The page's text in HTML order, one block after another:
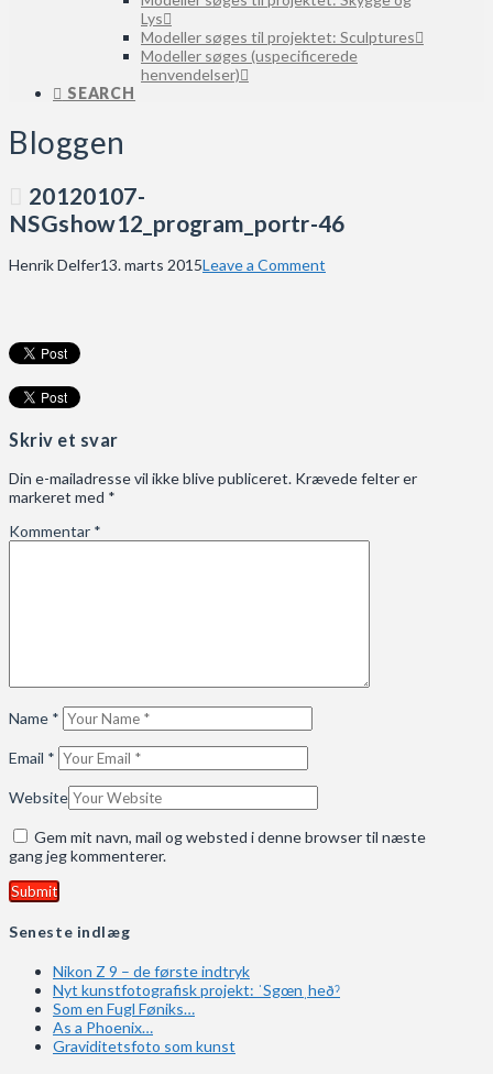
Lys
Modeller søges til projektet: Sculptures
Modeller søges (uspecificerede
henvendelser)
SEARCH
Bloggen
20120107-
NSGshow12_program_portr-46
Henrik Delfer13. marts 2015Leave a Comment
Skriv et svar
Din e-mailadresse vil ikke blive publiceret. Krævede felter er
markeret med *
Kommentar *
Name *
Email *
Website
Gem mit navn, mail og websted i denne browser til næste
gang jeg kommenterer.
Seneste indlæg
Nikon Z 9 – de første indtryk
Nyt kunstfotografisk projekt: ˈSgœnˌheðˀ
Som en Fugl Føniks…
As a Phoenix…
Graviditetsfoto som kunst